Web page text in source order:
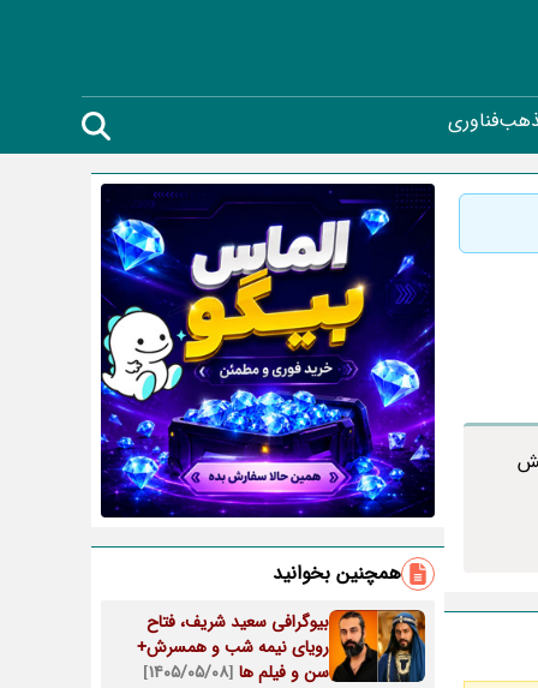
فناوری
همچنین بخوانید
بیوگرافی سعید شریف، فتاح
رویای نیمه شب و همسرش+
سن و فیلم ها [۱۴۰۵/۰۵/۰۸]